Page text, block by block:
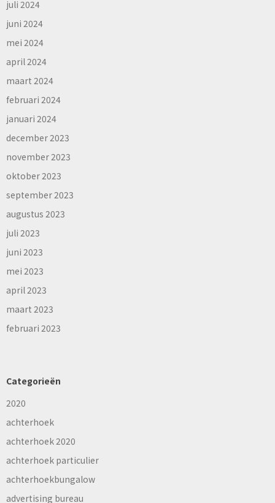
juli 2024
juni 2024
mei 2024
april 2024
maart 2024
februari 2024
januari 2024
december 2023
november 2023
oktober 2023
september 2023
augustus 2023
juli 2023
juni 2023
mei 2023
april 2023
maart 2023
februari 2023
Categorieën
2020
achterhoek
achterhoek 2020
achterhoek particulier
achterhoekbungalow
advertising bureau